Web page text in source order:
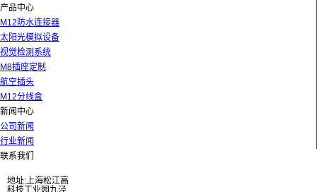
产品中心
M12防水连接器
太阳光模拟设备
视觉检测系统
M8插座定制
航空插头
M12分线盒
新闻中心
公司新闻
行业新闻
联系我们
地址:上海松江高
科技工业园九泾